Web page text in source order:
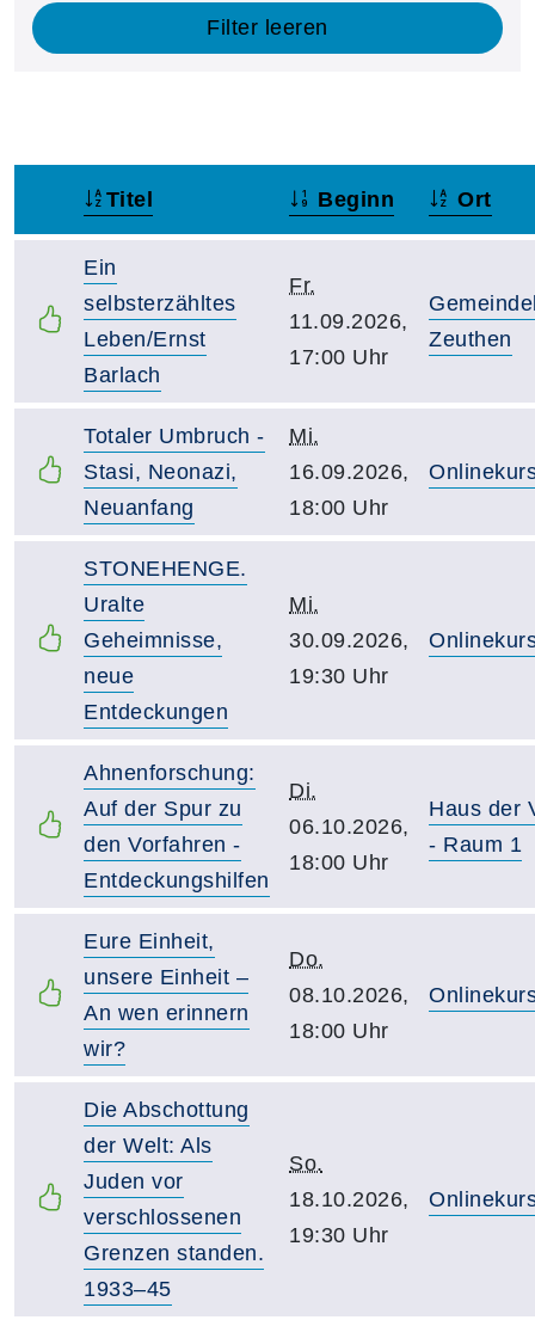
Filter leeren
Titel Beginn Ort
Ein
selbsterzähltes
Leben/Ernst
Barlach
Fr.
11.09.2026,
17:00 Uhr
Zeuthen
Totaler Umbruch -
Stasi, Neonazi,
Neuanfang
Mi.
16.09.2026,
18:00 Uhr
STONEHENGE.
Uralte
Geheimnisse,
neue
Entdeckungen
Mi.
30.09.2026,
19:30 Uhr
Ahnenforschung:
Auf der Spur zu
den Vorfahren -
Entdeckungshilfen
Di.
06.10.2026,
18:00 Uhr
Haus der
- Raum 1
Eure Einheit,
unsere Einheit –
An wen erinnern
wir?
Do.
08.10.2026,
18:00 Uhr
Die Abschottung
der Welt: Als
Juden vor
verschlossenen
Grenzen standen.
1933–45
So.
18.10.2026,
19:30 Uhr